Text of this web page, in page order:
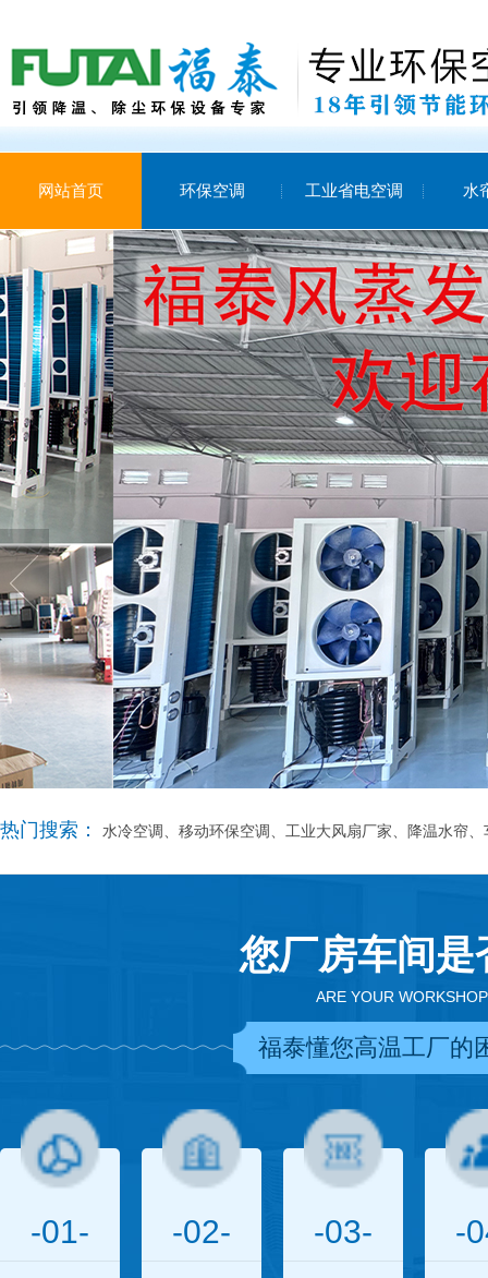
网站首页 环保空调 工业省电空调 水
热门搜索： 水冷空调、移动环保空调、工业大风扇厂家、降温水帘
您厂房车间
ARE YOUR
福泰懂您高温工厂的
-01- -02- -03- -